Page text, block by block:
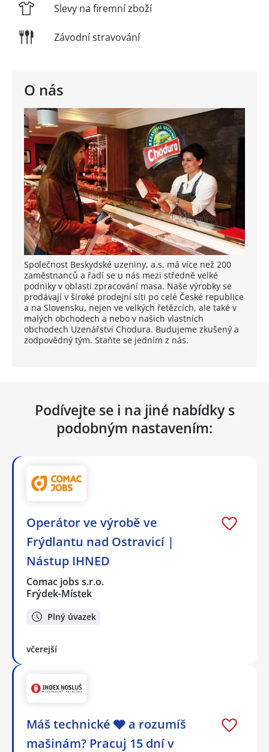
O nás
Společnost Beskydské uzeniny, a.s. má více než 200
zaměstnanců a řadí se u nás mezi středně velké
podniky v oblasti zpracování masa. Naše výrobky se
prodávají v široké prodejní síti po celé České republice
a na Slovensku, nejen ve velkých řetězcích, ale také v
malých obchodech a nebo v našich vlastních
obchodech Uzenářství Chodura. Budujeme zkušený a
zodpovědný tým. Staňte se jedním z nás.
Slevy na firemní zboží
Závodní stravování
Podívejte se i na jiné nabídky s
podobným nastavením:
Operátor ve výrobě ve
Frýdlantu nad Ostravicí |
Nástup IHNED
Comac jobs s.r.o.
Frýdek-Místek
Plný úvazek
včerejší
Máš technické 🩶 a rozumíš
mašinám? Pracuj 15 dní v